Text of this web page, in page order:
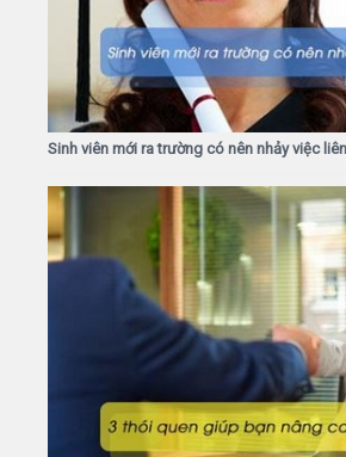
Sinh viên mới ra trường có nên nhảy việc